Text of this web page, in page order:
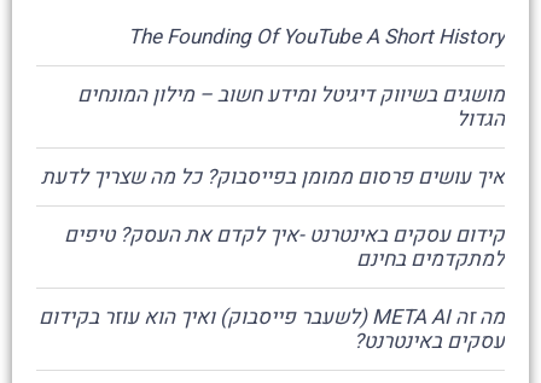
The Founding Of YouTube A Short History
מושגים בשיווק דיגיטל ומידע חשוב – מילון המונחים
הגדול
איך עושים פרסום ממומן בפייסבוק? כל מה שצריך לדעת
קידום עסקים באינטרנט -איך לקדם את העסק? טיפים
למתקדמים בחינם
מה זה META AI (לשעבר פייסבוק) ואיך הוא עוזר בקידום
עסקים באינטרנט?